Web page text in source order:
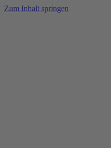
Zum Inhalt springen